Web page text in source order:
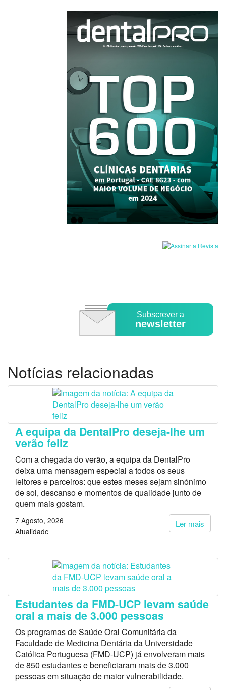
Subscrever a
newsletter
Notícias relacionadas
A equipa da DentalPro deseja-lhe um
verão feliz
Com a chegada do verão, a equipa da DentalPro
deixa uma mensagem especial a todos os seus
leitores e parceiros: que estes meses sejam sinónimo
de sol, descanso e momentos de qualidade junto de
quem mais gostam.
Ler mais
7 Agosto, 2026
Atualidade
Estudantes da FMD-UCP levam saúde
oral a mais de 3.000 pessoas
Os programas de Saúde Oral Comunitária da
Faculdade de Medicina Dentária da Universidade
Católica Portuguesa (FMD-UCP) já envolveram mais
de 850 estudantes e beneficiaram mais de 3.000
pessoas em situação de maior vulnerabilidade.